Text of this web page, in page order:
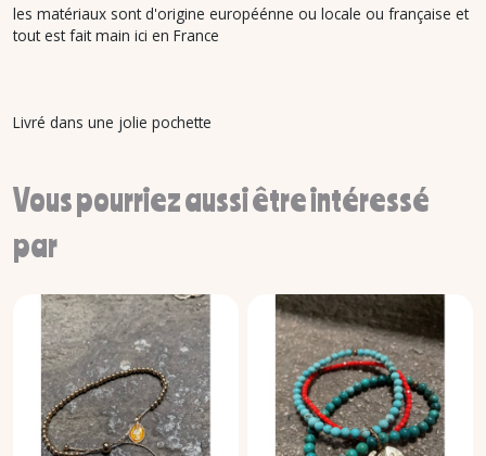
les matériaux sont d'origine européénne ou locale ou française et
tout est fait main ici en France
Livré dans une jolie pochette
Vous pourriez aussi être intéressé
par